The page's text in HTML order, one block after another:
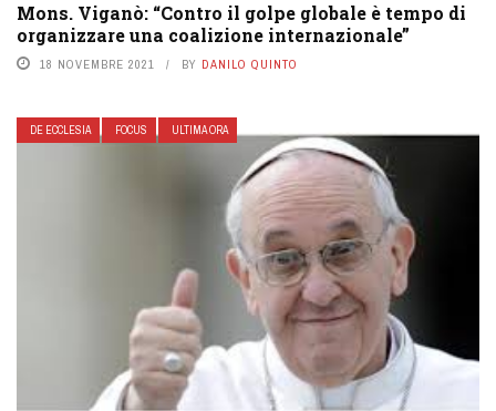
Mons. Viganò: “Contro il golpe globale è tempo di
organizzare una coalizione internazionale”
18 NOVEMBRE 2021 BY DANILO QUINTO
DE ECCLESIA FOCUS ULTIMA ORA